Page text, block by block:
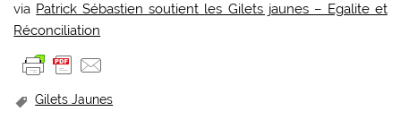
via Patrick Sébastien soutient les Gilets jaunes – Egalite et
Réconciliation
Gilets Jaunes